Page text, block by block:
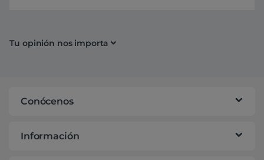
Tu opinión nos importa
Conócenos
Información